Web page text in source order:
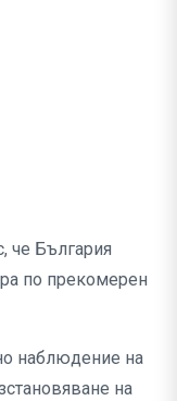
че България
по прекомерен
наблюдение на
на